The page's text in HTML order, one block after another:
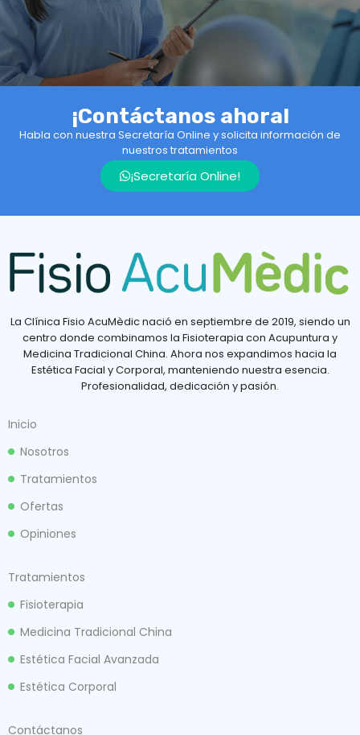
¡Contáctanos ahora!
Habla con nuestra Secretaría Online y solicita información de
nuestros tratamientos
¡Secretaría Online!
La Clínica Fisio AcuMèdic nació en septiembre de 2019, siendo un
centro donde combinamos la Fisioterapia con Acupuntura y
Medicina Tradicional China. Ahora nos expandimos hacia la
Estética Facial y Corporal, manteniendo nuestra esencia.
Profesionalidad, dedicación y pasión.
Inicio
Nosotros
Tratamientos
Ofertas
Opiniones
Tratamientos
Fisioterapia
Medicina Tradicional China
Estética Facial Avanzada
Estética Corporal
Contáctanos